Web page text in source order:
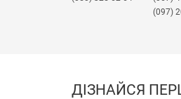
(097)
ДІЗНАЙСЯ